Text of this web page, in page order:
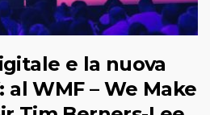
e la nuova
WMF – We Make